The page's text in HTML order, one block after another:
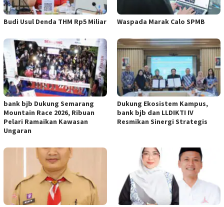
Budi Usul Denda THM Rp5 Miliar Waspada Marak Calo SPMB
bank bjb Dukung Semarang
Mountain Race 2026, Ribuan
Pelari Ramaikan Kawasan
Ungaran
Dukung Ekosistem Kampus,
bank bjb dan LLDIKTI IV
Resmikan Sinergi Strategis